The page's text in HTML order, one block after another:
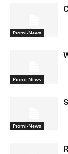
Promi-News
Promi-News
Promi-News